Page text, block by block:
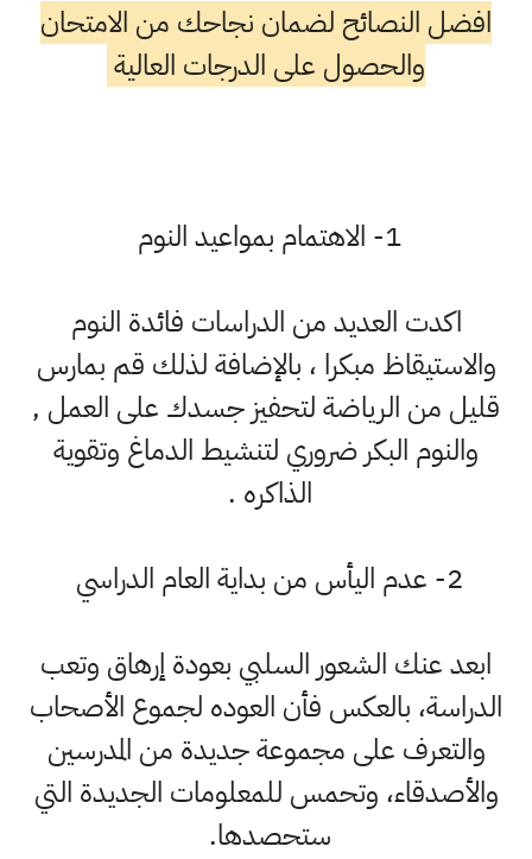
افضل النصائح لضمان نجاحك من الامتحان
والحصول على الدرجات العالية
1- الاهتمام بمواعيد النوم
اكدت العديد من الدراسات فائدة النوم
والاستيقاظ مبكرا ، بالإضافة لذلك قم بمارس
قليل من الرياضة لتحفيز جسدك على العمل ,
والنوم البكر ضروري لتنشيط الدماغ وتقوية
الذاكره .
2- عدم اليأس من بداية العام الدراسي
ابعد عنك الشعور السلبي بعودة إرهاق وتعب
الدراسة، بالعكس فأن العوده لجموع الأصحاب
والتعرف على مجموعة جديدة من المدرسين
والأصدقاء، وتحمس للمعلومات الجديدة التي
ستحصدها.